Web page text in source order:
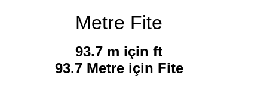
Metre Fite
93.7 m için ft
93.7 Metre için Fite